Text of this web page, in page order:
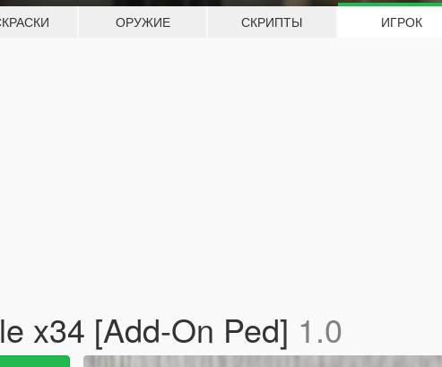
ОРУЖИЕ СКРИПТЫ ИГРОК
x34 [Add-On Ped] 1.0